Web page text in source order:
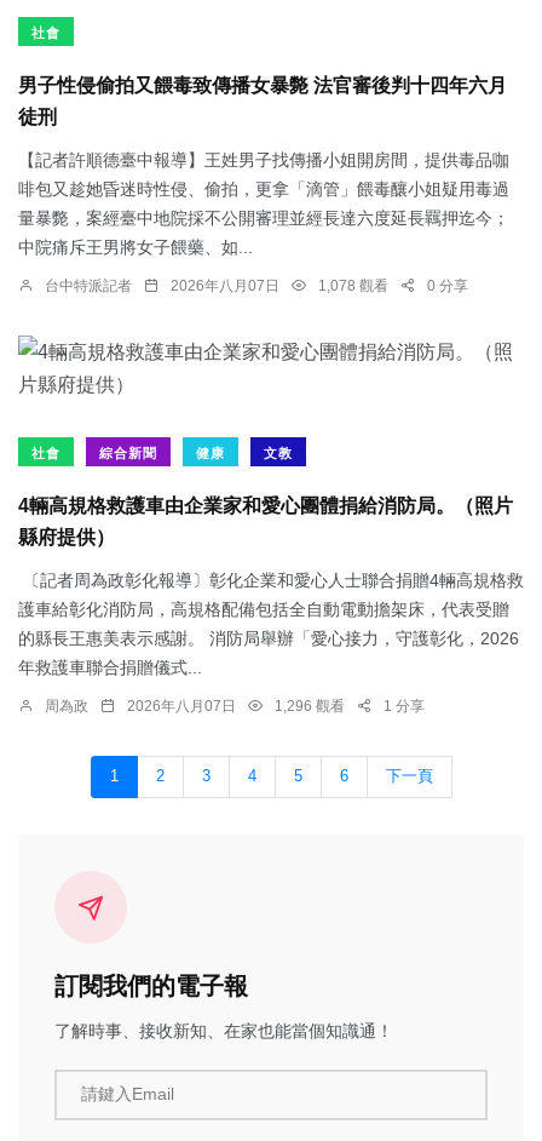
社會
男子性侵偷拍又餵毒致傳播女暴斃 法官審後判十四年六月
徒刑
【記者許順德臺中報導】王姓男子找傳播小姐開房間，提供毒品咖
啡包又趁她昏迷時性侵、偷拍，更拿「滴管」餵毒釀小姐疑用毒過
量暴斃，案經臺中地院採不公開審理並經長達六度延長羈押迄今；
中院痛斥王男將女子餵藥、如...
台中特派記者 2026年八月07日 1,078 觀看 0 分享
社會 綜合新聞 健康 文教
4輛高規格救護車由企業家和愛心團體捐給消防局。（照片
縣府提供）
〔記者周為政彰化報導〕彰化企業和愛心人士聯合捐贈4輛高規格救
護車給彰化消防局，高規格配備包括全自動電動擔架床，代表受贈
的縣長王惠美表示感謝。 消防局舉辦「愛心接力，守護彰化，2026
年救護車聯合捐贈儀式...
周為政 2026年八月07日 1,296 觀看 1 分享
1 2 3 4 5 6 下一頁
訂閱我們的電子報
了解時事、接收新知、在家也能當個知識通！
請鍵入Email